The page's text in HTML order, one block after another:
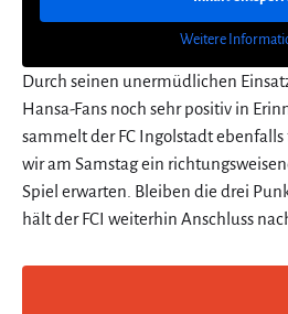
Weitere
Durch seinen unermüdlichen
Hansa-Fans noch sehr positiv in
sammelt der FC Ingolstadt
wir am Samstag ein
Spiel erwarten. Bleiben die drei
hält der FCI weiterhin Anschluss